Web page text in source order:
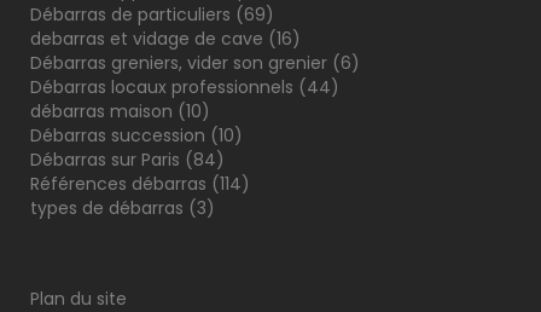
Débarras de particuliers (69)
debarras et vidage de cave (16)
Débarras greniers, vider son grenier (6)
Débarras locaux professionnels (44)
débarras maison (10)
Débarras succession (10)
Débarras sur Paris (84)
Références débarras (114)
types de débarras (3)
Plan du site